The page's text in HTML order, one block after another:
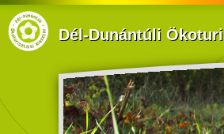
Dél-Dunántúli